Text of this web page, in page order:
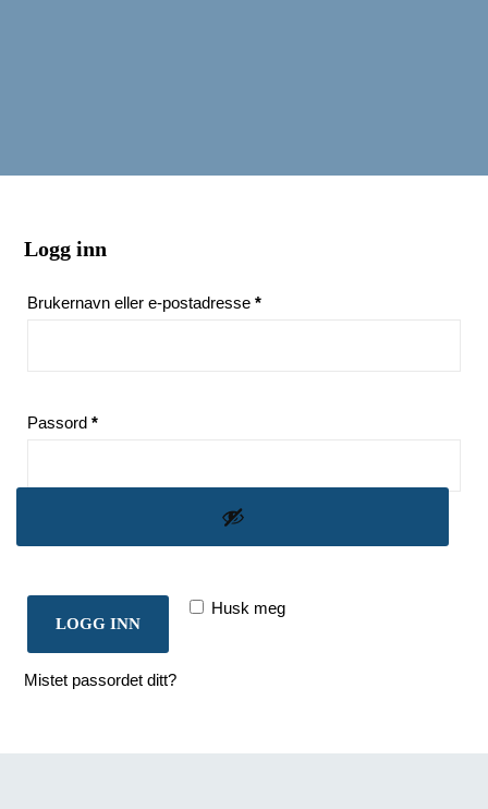
Logg inn
Brukernavn eller e-postadresse*Påkrevd
Passord*Påkrevd
Husk meg
LOGG INN
Mistet passordet ditt?